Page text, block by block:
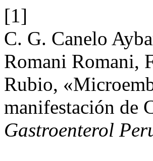
[1]
C. G. Canelo
Romani Romani,
Rubio,
manifestación de
Gastroenterol